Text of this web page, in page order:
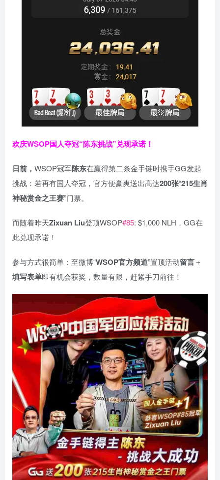
欢庆WSOP国人夺冠“陈东挑战”兑现承诺！
日前， WSOP冠军陈东在赢得第二条金手链时携手GG发起
挑战：若再有国人夺冠，官方便豪爽送出高达200张“215生肖
神秘赏金之王赛”门票。
而随着昨天Zixuan Liu登顶WSOP#85: $1,000 NLH，GG在
此兑现承诺！
参与方式很简单：至微博“WSOP官方频道”置顶活动留言＋
填写表单即有机会获奖，数量有限，赶紧手刀前往！